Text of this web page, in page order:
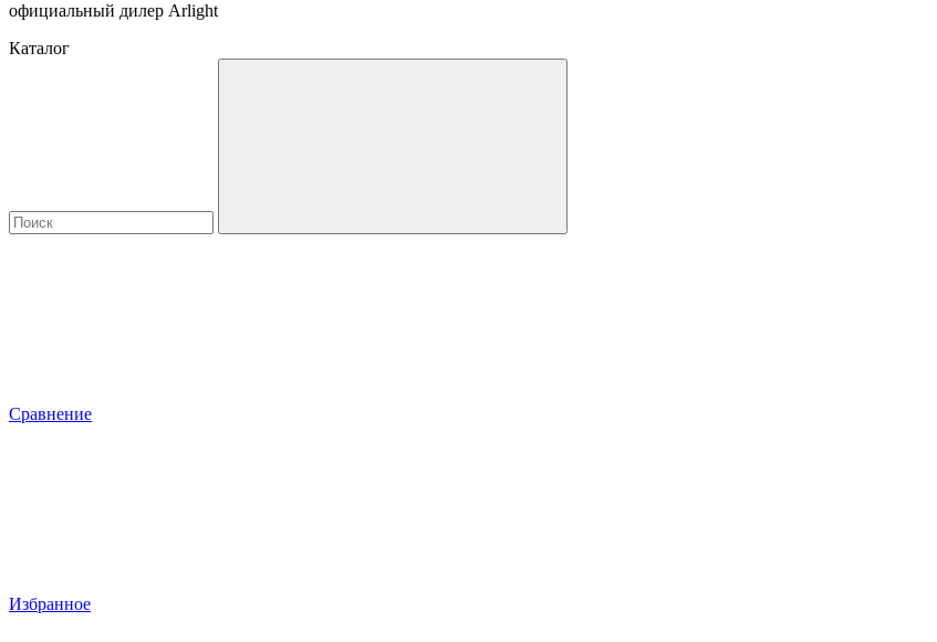
официальный дилер Arlight
Каталог
Сравнение
Избранное